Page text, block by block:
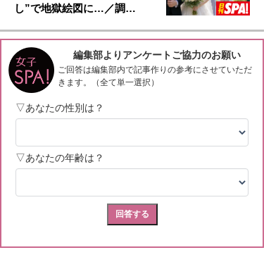
し”で地獄絵図に…／調…